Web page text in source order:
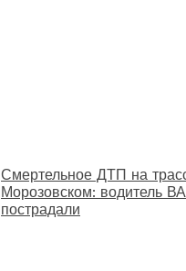
Смертельное ДТП на
Морозовском: водитель
пострадали